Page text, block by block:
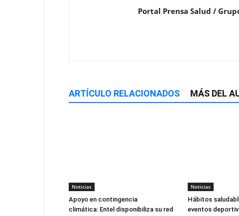
Portal Prensa Salud /
ARTÍCULO RELACIONADOS MÁS DEL
Noticias
Apoyo en contingencia
climática: Entel disponibiliza su red
Noticias
Hábitos
eventos